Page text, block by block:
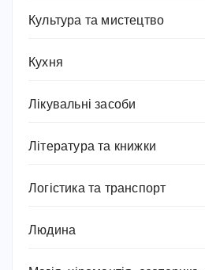
Культура та мистецтво
Кухня
Лікувальні засоби
Література та книжки
Логістика та транспорт
Людина